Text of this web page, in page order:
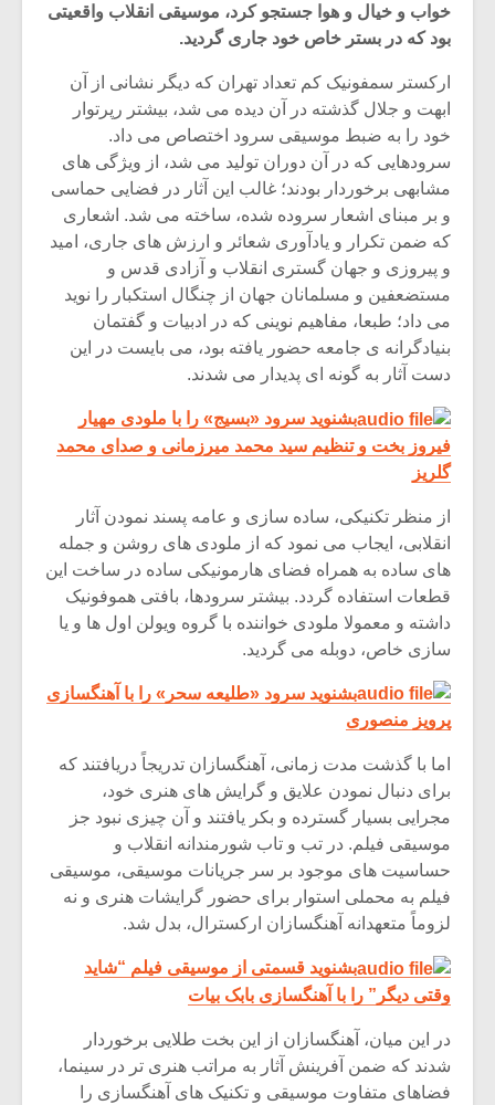
خواب و خیال و هوا جستجو کرد، موسیقی انقلاب واقعیتی
بود که در بستر خاص خود جاری گردید.
ارکستر سمفونیک کم تعداد تهران که دیگر نشانی از آن
ابهت و جلال گذشته در آن دیده می شد، بیشتر رپرتوار
خود را به ضبط موسیقی سرود اختصاص می داد.
سرودهایی که در آن دوران تولید می شد، از ویژگی های
مشابهی برخوردار بودند؛ غالب این آثار در فضایی حماسی
و بر مبنای اشعار سروده شده، ساخته می شد. اشعاری
که ضمن تکرار و یادآوری شعائر و ارزش های جاری، امید
و پیروزی و جهان گستری انقلاب و آزادی قدس و
مستضعفین و مسلمانان جهان از چنگال استکبار را نوید
می داد؛ طبعا، مفاهیم نوینی که در ادبیات و گفتمان
بنیادگرانه ی جامعه حضور یافته بود، می بایست در این
دست آثار به گونه ای پدیدار می شدند.
بشنوید سرود «بسیج» را با ملودی مهیار
فیروز بخت و تنظیم سید محمد میرزمانی و صدای محمد
گلریز
از منظر تکنیکی، ساده سازی و عامه پسند نمودن آثار
انقلابی، ایجاب می نمود که از ملودی های روشن و جمله
های ساده به همراه فضای هارمونیکی ساده در ساخت این
قطعات استفاده گردد. بیشتر سرودها، بافتی هموفونیک
داشته و معمولا ملودی خواننده با گروه ویولن اول ها و یا
سازی خاص، دوبله می گردید.
بشنوید سرود «طلیعه سحر» را با آهنگسازی
پرویز منصوری
اما با گذشت مدت زمانی، آهنگسازان تدریجاً دریافتند که
برای دنبال نمودن علایق و گرایش های هنری خود،
‌مجرایی بسیار گسترده و بکر یافتند و آن چیزی نبود جز
موسیقی فیلم. در تب و تاب شورمندانه انقلاب و
حساسیت های موجود بر سر جریانات موسیقی، موسیقی
فیلم به محملی استوار برای حضور گرایشات هنری و نه
لزوماً متعهدانه آهنگسازان ارکسترال، بدل شد.
بشنوید قسمتی از موسیقی فیلم “شاید
وقتی دیگر” را با آهنگسازی بابک بیات
در این میان، آهنگسازان از این بخت طلایی برخوردار
شدند که ضمن آفرینش آثار به مراتب هنری تر در سینما،
فضاهای متفاوت موسیقی و تکنیک های آهنگسازی را
میکلوش روژا
یادداشتی بر موسیقی
متن فیلم «متری
شیش و نیم»
اگر نمی توانی
مشهورترین باشی،
سکانسی